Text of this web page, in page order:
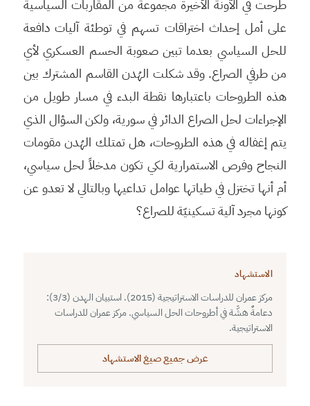
طرحت في الآونة الأخيرة مجموعة من المقاربات السياسية
على أمل إحداث اختراقات تسهم في توطئة آليات دافعة
للحل السياسي بعدما تبين صعوبة الحسم العسكري لأي
من طرفي الصراع. وقد شكلت الهُدن القاسم المشترك بين
هذه الطروحات باعتبارها نقطة البدء في مسار طويل من
الإجراءات لحل الصراع الدائر في سورية، ولكن السؤال الذي
يتم إغفاله في هذه الطروحات، هل تمتلك الهُدن مقومات
النجاح وفرص الاستمرارية لكي تكون مدخلاً لحل سياسي،
أم أنها تختزل في طياتها عوامل تداعيها وبالتالي لا تعدو عن
كونها مجرد آلية تسكينيّة للصراع؟
الاستشهاد
مركز عمران للدراسات الاستراتيجية (2015). استبيان الهدن (3/3):
دعامةٌ هشَّة في أطروحات الحل السياسي. مركز عمران للدراسات
الاستراتيجية.
عرض جميع صيغ الاستشهاد